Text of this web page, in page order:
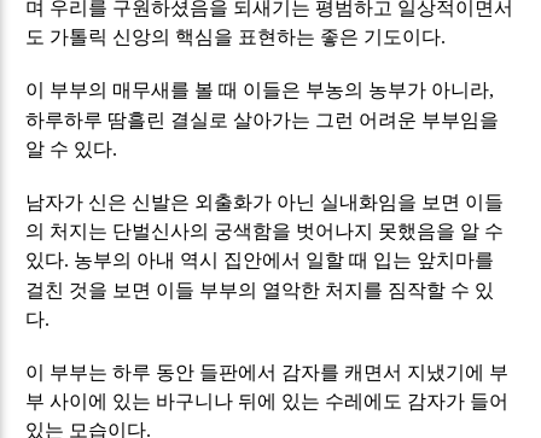
며 우리를 구원하셨음을 되새기는 평범하고 일상적이면서
도 가톨릭 신앙의 핵심을 표현하는 좋은 기도이다.
이 부부의 매무새를 볼 때 이들은 부농의 농부가 아니라,
하루하루 땀흘린 결실로 살아가는 그런 어려운 부부임을
알 수 있다.
남자가 신은 신발은 외출화가 아닌 실내화임을 보면 이들
의 처지는 단벌신사의 궁색함을 벗어나지 못했음을 알 수
있다. 농부의 아내 역시 집안에서 일할 때 입는 앞치마를
걸친 것을 보면 이들 부부의 열악한 처지를 짐작할 수 있
다.
이 부부는 하루 동안 들판에서 감자를 캐면서 지냈기에 부
부 사이에 있는 바구니나 뒤에 있는 수레에도 감자가 들어
있는 모습이다.